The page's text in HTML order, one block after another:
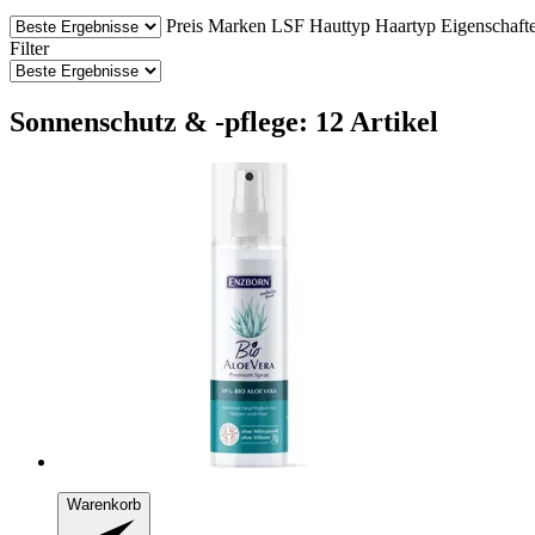
Preis Marken LSF Hauttyp Haartyp
Filter
Sonnenschutz & -pflege: 12 Artikel
Warenkorb